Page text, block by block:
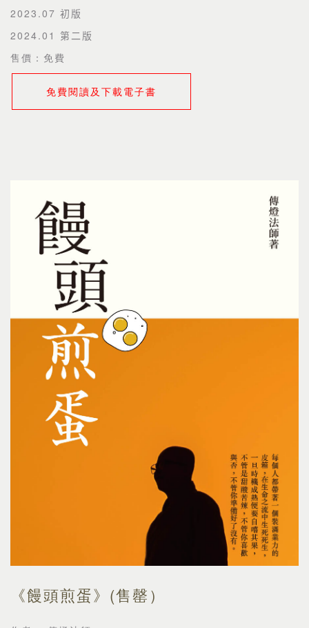
2023.07 初版
2024.01 第二版
售價：免費
免費閱讀及下載電子書
《饅頭煎蛋》(售罄）